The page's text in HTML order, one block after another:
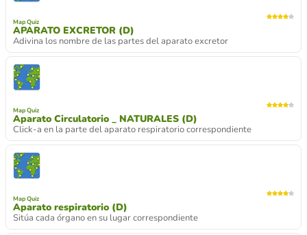
Map Quiz
APARATO EXCRETOR (D)
Adivina los nombre de las partes del aparato excretor
Map Quiz
Aparato Circulatorio _ NATURALES (D)
Click-a en la parte del aparato respiratorio correspondiente
Map Quiz
Aparato respiratorio (D)
Sitúa cada órgano en su lugar correspondiente